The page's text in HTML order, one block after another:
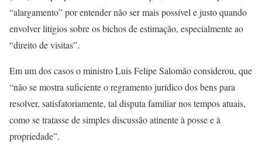
“alargamento” por entender não ser mais possível e justo quando
envolver litígios sobre os bichos de estimação, especialmente ao
“direito de visitas”.
Em um dos casos o ministro Luis Felipe Salomão considerou, que
“não se mostra suficiente o regramento jurídico dos bens para
resolver, satisfatoriamente, tal disputa familiar nos tempos atuais,
como se tratasse de simples discussão atinente à posse e à
propriedade”.